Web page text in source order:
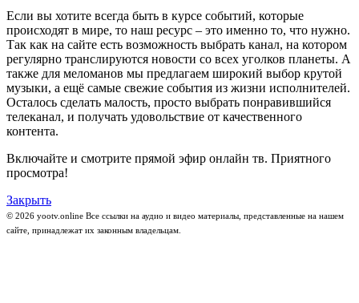
Если вы хотите всегда быть в курсе событий, которые
происходят в мире, то наш ресурс – это именно то, что нужно.
Так как на сайте есть возможность выбрать канал, на котором
регулярно транслируются новости со всех уголков планеты. А
также для меломанов мы предлагаем широкий выбор крутой
музыки, а ещё самые свежие события из жизни исполнителей.
Осталось сделать малость, просто выбрать понравившийся
телеканал, и получать удовольствие от качественного
контента.
Включайте и смотрите прямой эфир онлайн тв. Приятного
просмотра!
Закрыть
© 2026 yootv.online Все ссылки на аудио и видео материалы, представленные на нашем
сайте, принадлежат их законным владельцам.